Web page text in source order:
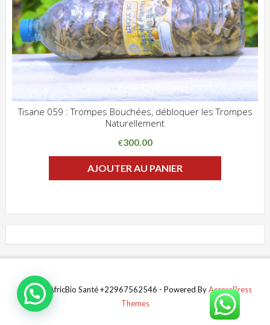
Tisane 059 : Trompes Bouchées, débloquer les Trompes
Naturellement
€300.00
AJOUTER AU PANIER
© 2021 AfricBio Santé +22967562546 - Powered ByAccessPress
Themes